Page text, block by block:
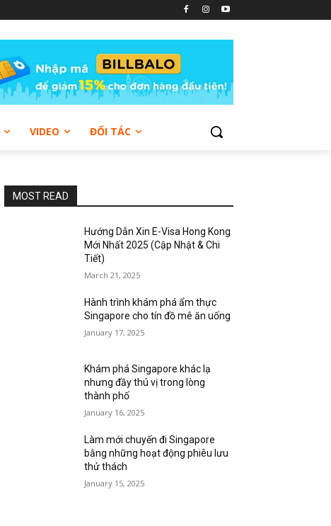
VIDEO ĐỐI TÁC
MOST READ
Hướng Dẫn Xin E-Visa Hong Kong
Mới Nhất 2025 (Cập Nhật & Chi
Tiết)
March 21, 2025
Hành trình khám phá ẩm thực
Singapore cho tín đồ mê ăn uống
January 17, 2025
Khám phá Singapore khác lạ
nhưng đầy thú vị trong lòng
thành phố
January 16, 2025
Làm mới chuyến đi Singapore
bằng những hoạt động phiêu lưu
thử thách
January 15, 2025